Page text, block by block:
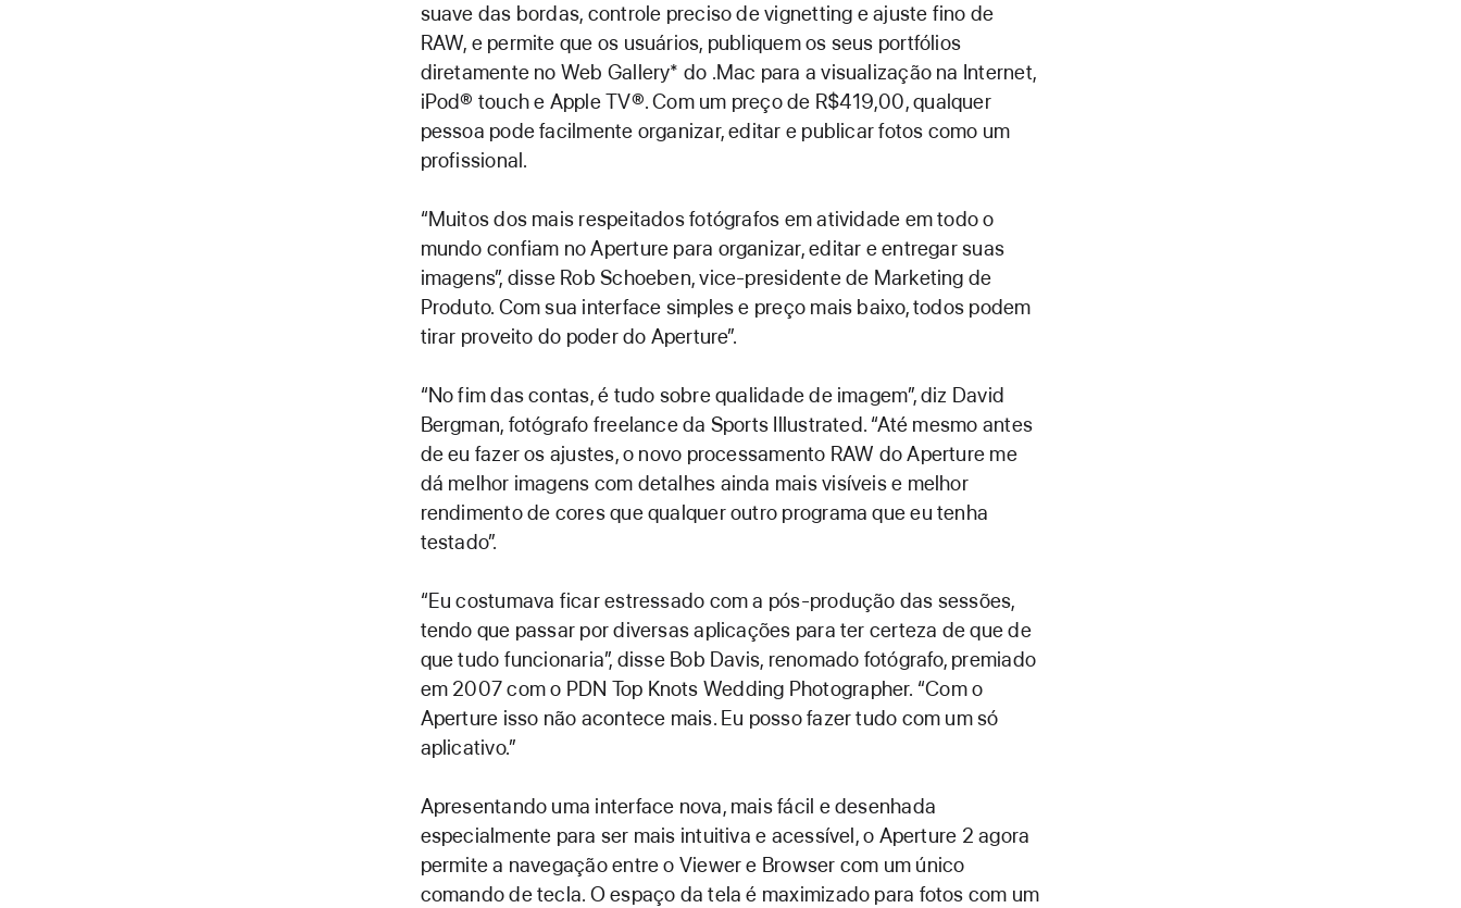
suave das bordas, controle preciso de vignetting e ajuste fino de
RAW, e permite que os usuários, publiquem os seus portfólios
diretamente no Web Gallery* do .Mac para a visualização na Internet,
iPod® touch e Apple TV®. Com um preço de R$419,00, qualquer
pessoa pode facilmente organizar, editar e publicar fotos como um
profissional.
“Muitos dos mais respeitados fotógrafos em atividade em todo o
mundo confiam no Aperture para organizar, editar e entregar suas
imagens”, disse Rob Schoeben, vice-presidente de Marketing de
Produto. Com sua interface simples e preço mais baixo, todos podem
tirar proveito do poder do Aperture”.
“No fim das contas, é tudo sobre qualidade de imagem”, diz David
Bergman, fotógrafo freelance da Sports Illustrated. “Até mesmo antes
de eu fazer os ajustes, o novo processamento RAW do Aperture me
dá melhor imagens com detalhes ainda mais visíveis e melhor
rendimento de cores que qualquer outro programa que eu tenha
testado”.
“Eu costumava ficar estressado com a pós-produção das sessões,
tendo que passar por diversas aplicações para ter certeza de que de
que tudo funcionaria”, disse Bob Davis, renomado fotógrafo, premiado
em 2007 com o PDN Top Knots Wedding Photographer. “Com o
Aperture isso não acontece mais. Eu posso fazer tudo com um só
aplicativo.”
Apresentando uma interface nova, mais fácil e desenhada
especialmente para ser mais intuitiva e acessível, o Aperture 2 agora
permite a navegação entre o Viewer e Browser com um único
comando de tecla. O espaço da tela é maximizado para fotos com um